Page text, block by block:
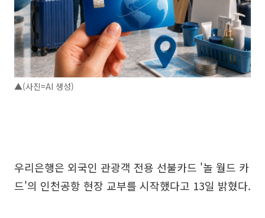
▲(사진=AI 생성)
우리은행은 외국인 관광객 전용 선불카드 '놀 월드 카
드'의 인천공항 현장 교부를 시작했다고 13일 밝혔다.